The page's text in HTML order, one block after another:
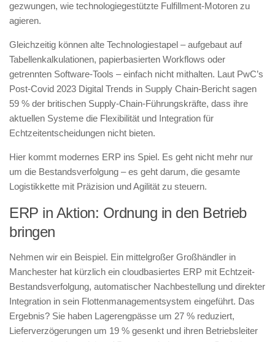
gezwungen, wie technologiegestützte Fulfillment-Motoren zu
agieren.
Gleichzeitig können alte Technologiestapel – aufgebaut auf
Tabellenkalkulationen, papierbasierten Workflows oder
getrennten Software-Tools – einfach nicht mithalten. Laut PwC’s
Post-Covid 2023 Digital Trends in Supply Chain-Bericht sagen
59 % der britischen Supply-Chain-Führungskräfte, dass ihre
aktuellen Systeme die Flexibilität und Integration für
Echtzeitentscheidungen nicht bieten.
Hier kommt modernes ERP ins Spiel. Es geht nicht mehr nur
um die Bestandsverfolgung – es geht darum, die gesamte
Logistikkette mit Präzision und Agilität zu steuern.
ERP in Aktion: Ordnung in den Betrieb
bringen
Nehmen wir ein Beispiel. Ein mittelgroßer Großhändler in
Manchester hat kürzlich ein cloudbasiertes ERP mit Echtzeit-
Bestandsverfolgung, automatischer Nachbestellung und direkter
Integration in sein Flottenmanagementsystem eingeführt. Das
Ergebnis? Sie haben Lagerengpässe um 27 % reduziert,
Lieferverzögerungen um 19 % gesenkt und ihren Betriebsleiter